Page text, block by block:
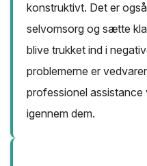
konstruktivt. Det er
selvomsorg og sætte
blive trukket ind i
problemerne er
professionel
igennem dem.